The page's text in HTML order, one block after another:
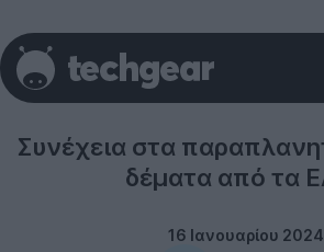
Συνέχεια στα
δέματα από τα
16 Ιανουαρίου 2024